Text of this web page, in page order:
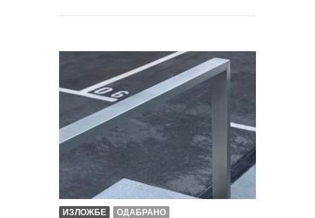
ИЗЛОЖБЕ ОДАБРАНО